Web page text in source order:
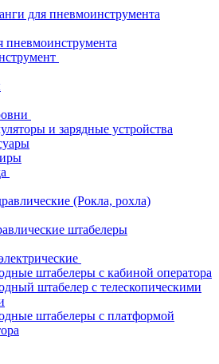
для пневмоинструмента
пневмоинструмента
и зарядные устройства
(Рокла, рохла)
штабелеры
штабелеры с кабиной оператора
штабелер с телескопическими
штабелеры с платформой